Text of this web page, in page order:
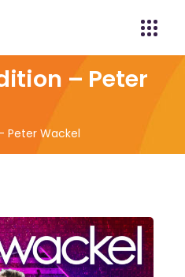
– Peter
Peter Wackel